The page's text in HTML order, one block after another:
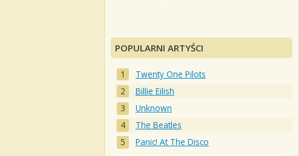
POPULARNI ARTYŚCI
Twenty One Pilots
Billie Eilish
Unknown
The Beatles
Panic! At The Disco